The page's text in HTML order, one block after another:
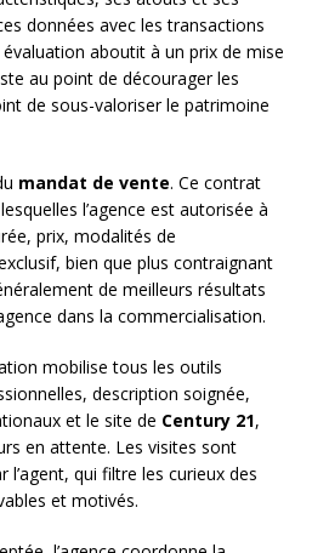
données avec les transactions
aboutit à un prix de mise
au point de décourager les
de sous-valoriser le patrimoine
mandat de vente. Ce contrat
l’agence est autorisée à
prix, modalités de
bien que plus contraignant
de meilleurs résultats
dans la commercialisation.
mobilise tous les outils
description soignée,
et le site de Century 21,
en attente. Les visites sont
l’agent, qui filtre les curieux des
et motivés.